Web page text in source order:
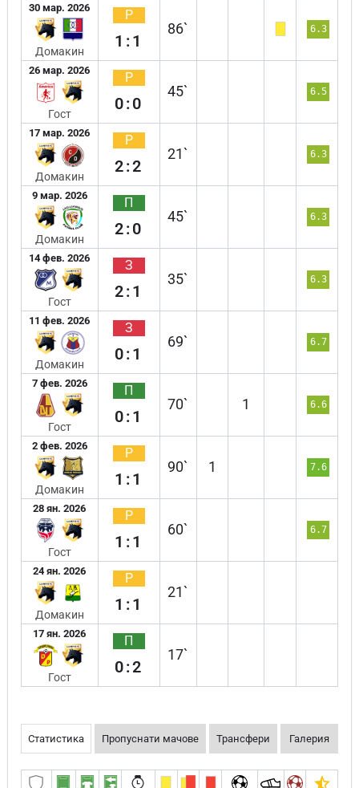
30 мар. 2026
Домакин
Р
1:1
86` 6.3
26 мар. 2026
Гост
Р
0:0
45` 6.5
17 мар. 2026
Домакин
Р
2:2
21` 6.3
9 мар. 2026
Домакин
П
2:0
45` 6.3
14 фев. 2026
Гост
З
2:1
35` 6.3
11 фев. 2026
Домакин
З
0:1
69` 6.7
7 фев. 2026
Гост
П
0:1
70` 1 6.6
2 фев. 2026
Домакин
Р
1:1
90` 1 7.6
28 ян. 2026
Гост
Р
1:1
60` 6.7
24 ян. 2026
Домакин
Р
1:1
21`
17 ян. 2026
Гост
П
0:2
17`
Статистика Пропуснати мачове Трансфери Галерия